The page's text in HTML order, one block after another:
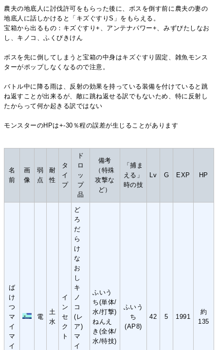
農夫の地底人に討伐許可をもらった後に、ボスを倒す前に農夫の妻の
地底人に話しかけると「キズぐすりS」をもらえる。
宝箱から出るもの：キズぐすり+、アンテナパワー+、みずびたしなお
し、キノコ、ふくびきけん
ボスを先に倒してしまうと宝箱の中身はキズぐすり固定、雑魚モンス
ターがポップしなくなるので注意。
バトル中に降る雨は、反射の効果を持っている装備を付けていると跳
ね返すことが出来るが、敵に跳ね返せる訳でもないため、特に反射し
たからって何か起きる訳ではない
モンスターのHPは+-30％程の誤差が生じることがあります
名
前
画
像
弱
点
耐
性
タ
イ
プ
ド
ロ
ッ
プ
品
備考
（特殊
攻撃な
ど）
「捕ま
える」
時の技
Lv G EXP HP
ば
け
つ
マ
イ
マ
イ
電
土
水
イ
ン
セ
ク
ト
ど
ろ
だ
ら
け
な
お
し
キ
ノ
コ
(レ
ア)
マ
イ
ふいう
ち(単体/
水/打撃)
ねんえ
き(全体/
水/特技)
ふいう
ち
(AP8)
42 5 1991
約
135